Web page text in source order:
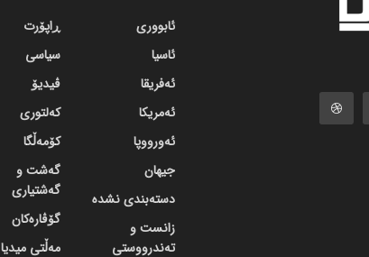
ئابووری
ئاسیا
ئەفریقا
ئەمریکا
ئەورووپا
جیهان
دسته‌بندی نشده
زانست و
تەندرووستی
ڕاپۆرت
سیاسی
ڤیدیۆ
کەلتوری
کۆمەڵگا
گه‌شت و
گه‌شتیاری
گۆڤاره‌کان
مەڵتی میدیا